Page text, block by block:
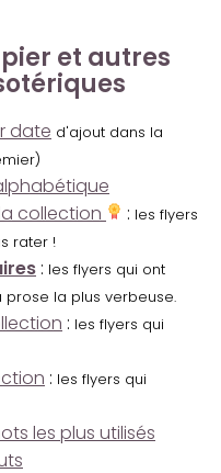
et autres
date d'ajout dans la
collection : les flyers
rater !
: les flyers qui ont
prose la plus verbeuse.
: les flyers qui
: les flyers qui
les plus utilisés